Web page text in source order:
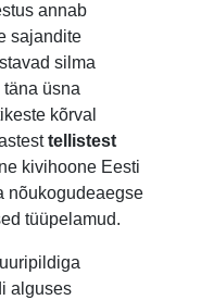
annab
sajandite
silma
üsna
kõrval
tellistest
kivihoone Eesti
nõukogudeaegse
tüüpelamud.
alguses